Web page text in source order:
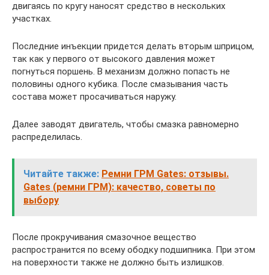
двигаясь по кругу наносят средство в нескольких
участках.
Последние инъекции придется делать вторым шприцом,
так как у первого от высокого давления может
погнуться поршень. В механизм должно попасть не
половины одного кубика. После смазывания часть
состава может просачиваться наружу.
Далее заводят двигатель, чтобы смазка равномерно
распределилась.
Читайте также: Ремни ГРМ Gates: отзывы.
Gates (ремни ГРМ): качество, советы по
выбору
После прокручивания смазочное вещество
распространится по всему ободку подшипника. При этом
на поверхности также не должно быть излишков.